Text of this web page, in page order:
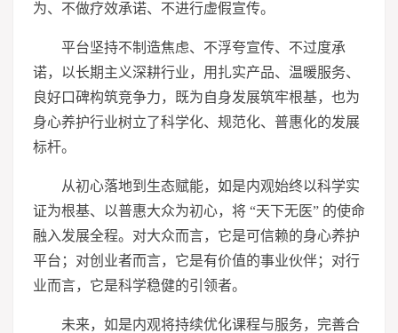
为、不做疗效承诺、不进行虚假宣传。
平台坚持不制造焦虑、不浮夸宣传、不过度承
诺，以长期主义深耕行业，用扎实产品、温暖服务、
良好口碑构筑竞争力，既为自身发展筑牢根基，也为
身心养护行业树立了科学化、规范化、普惠化的发展
标杆。
从初心落地到生态赋能，如是内观始终以科学实
证为根基、以普惠大众为初心，将 “天下无医” 的使命
融入发展全程。对大众而言，它是可信赖的身心养护
平台；对创业者而言，它是有价值的事业伙伴；对行
业而言，它是科学稳健的引领者。
未来，如是内观将持续优化课程与服务，完善合